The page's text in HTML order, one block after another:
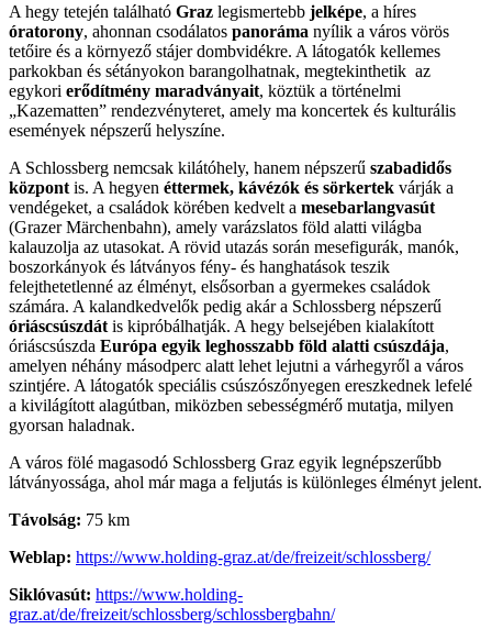
A hegy tetején található Graz legismertebb jelképe, a híres
óratorony, ahonnan csodálatos panoráma nyílik a város vörös
tetőire és a környező stájer dombvidékre. A látogatók kellemes
parkokban és sétányokon barangolhatnak, megtekinthetik az
egykori erődítmény maradványait, köztük a történelmi
„Kazematten” rendezvényteret, amely ma koncertek és kulturális
események népszerű helyszíne.
A Schlossberg nemcsak kilátóhely, hanem népszerű szabadidős
központ is. A hegyen éttermek, kávézók és sörkertek várják a
vendégeket, a családok körében kedvelt a mesebarlangvasút
(Grazer Märchenbahn), amely varázslatos föld alatti világba
kalauzolja az utasokat. A rövid utazás során mesefigurák, manók,
boszorkányok és látványos fény- és hanghatások teszik
felejthetetlenné az élményt, elsősorban a gyermekes családok
számára. A kalandkedvelők pedig akár a Schlossberg népszerű
óriáscsúszdát is kipróbálhatják. A hegy belsejében kialakított
óriáscsúszda Európa egyik leghosszabb föld alatti csúszdája,
amelyen néhány másodperc alatt lehet lejutni a várhegyről a város
szintjére. A látogatók speciális csúszószőnyegen ereszkednek lefelé
a kivilágított alagútban, miközben sebességmérő mutatja, milyen
gyorsan haladnak.
A város fölé magasodó Schlossberg Graz egyik legnépszerűbb
látványossága, ahol már maga a feljutás is különleges élményt jelent.
Távolság: 75 km
Weblap: https://www.holding-graz.at/de/freizeit/schlossberg/
Siklóvasút: https://www.holding-
graz.at/de/freizeit/schlossberg/schlossbergbahn/